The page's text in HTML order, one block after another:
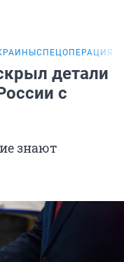
СПЕЦОПЕРАЦИЯ
детали
с
знают